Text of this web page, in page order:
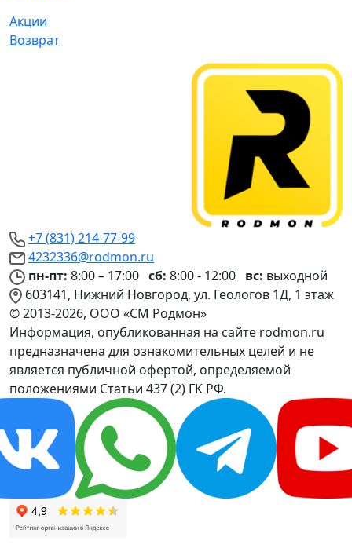
Акции
Возврат
+7 (831) 214-77-99
4232336@rodmon.ru
пн-пт: 8:00 – 17:00 сб: 8:00 - 12:00 вс: выходной
603141, Нижний Новгород, ул. Геологов 1Д, 1 этаж
© 2013-2026, ООО «СМ Родмон»
Информация, опубликованная на сайте rodmon.ru
предназначена для ознакомительных целей и не
является публичной офертой, определяемой
положениями Статьи 437 (2) ГК РФ.